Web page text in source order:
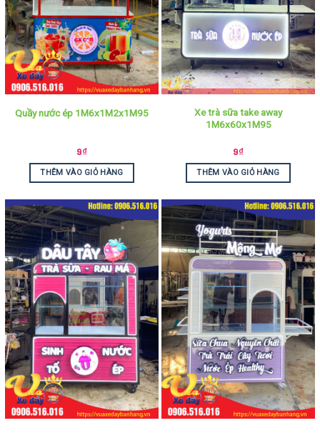
Quầy nước ép 1M6x1M2x1M95
9₫
THÊM VÀO GIỎ HÀNG
Xe trà sữa take away
1M6x60x1M95
9₫
THÊM VÀO GIỎ HÀNG